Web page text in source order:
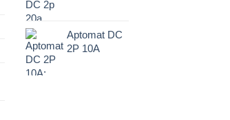
Aptomat DC
2P 10A